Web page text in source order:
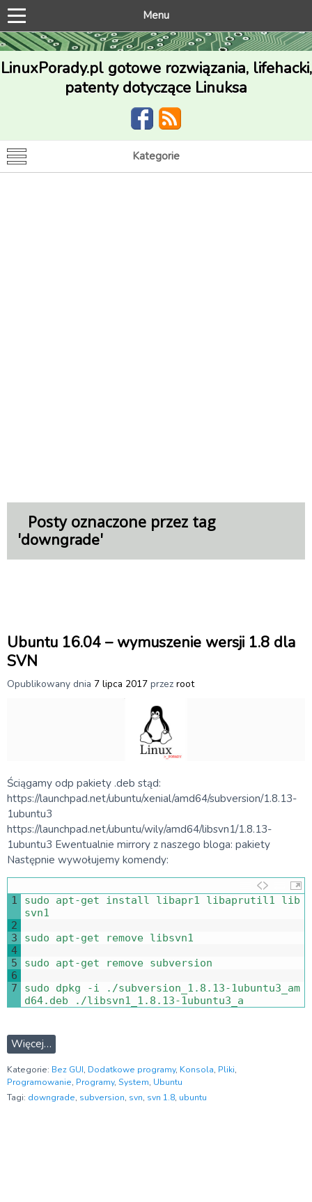
Menu
LinuxPorady.pl gotowe rozwiązania, lifehacki,
patenty dotyczące Linuksa
Kategorie
Posty oznaczone przez tag
'downgrade'
Ubuntu 16.04 – wymuszenie wersji 1.8 dla
SVN
Opublikowany dnia 7 lipca 2017 przez root
Ściągamy odp pakiety .deb stąd:
https://launchpad.net/ubuntu/xenial/amd64/subversion/1.8.13-
1ubuntu3
https://launchpad.net/ubuntu/wily/amd64/libsvn1/1.8.13-
1ubuntu3 Ewentualnie mirrory z naszego bloga: pakiety
Następnie wywołujemy komendy:
1
2
3
4
5
6
7
sudo apt-get install libapr1 libaprutil1 lib
svn1
sudo apt-get remove libsvn1
sudo apt-get remove subversion
sudo dpkg -i . /subversion_1 . 8.13-1ubuntu3_am
d64.deb
. /libsvn1_1 . 8.13-1ubuntu3_a
Więcej…
Kategorie: Bez GUI, Dodatkowe programy, Konsola, Pliki,
Programowanie, Programy, System, Ubuntu
Tagi: downgrade, subversion, svn, svn 1.8, ubuntu